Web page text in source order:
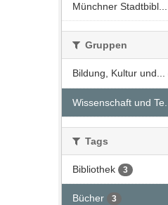
Münchner Stadtbibl...
Gruppen
Bildung, Kultur und...
Wissenschaft und Te...
Tags
Bibliothek 3
Bücher 3